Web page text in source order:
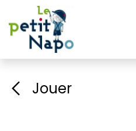
Se rendre au contenu
Jouer